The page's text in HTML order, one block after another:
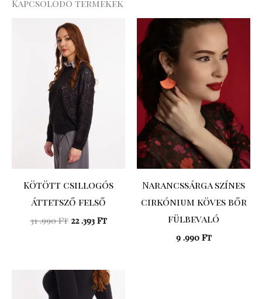
Kapcsolódó termékek
Kötött csillogós
áttetsző felső
31 .990Ft
Original
price
was:
31
.990 Ft.
22 .393 Ft
Narancssárga színes
cirkónium köves bőr
fülbevaló
9 .990 Ft
Original
price
Current
price
is: